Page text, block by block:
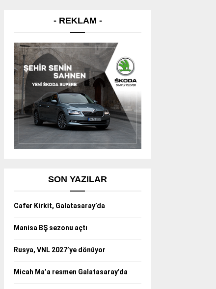
- REKLAM -
SON YAZILAR
Cafer Kirkit, Galatasaray’da
Manisa BŞ sezonu açtı
Rusya, VNL 2027’ye dönüyor
Micah Ma’a resmen Galatasaray’da